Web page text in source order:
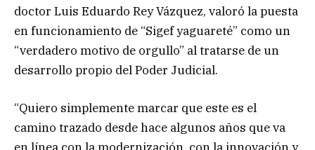
doctor Luis Eduardo Rey Vázquez, valoró la puesta
en funcionamiento de “Sigef yaguareté” como un
“verdadero motivo de orgullo” al tratarse de un
desarrollo propio del Poder Judicial.
“Quiero simplemente marcar que este es el
camino trazado desde hace algunos años que va